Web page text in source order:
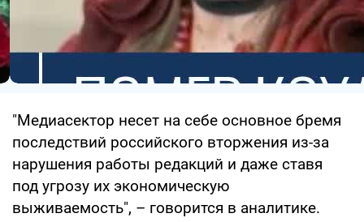
"Медиасектор несет на себе основное бремя
последствий российского вторжения из-за
нарушения работы редакций и даже ставя
под угрозу их экономическую
выживаемость", – говорится в аналитике.